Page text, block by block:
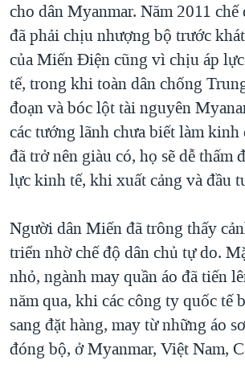
cho dân Myanmar. Năm 2011
đã phải chịu nhượng bộ trước
của Miến Điện cũng vì chịu áp
tế, trong khi toàn dân chống
đoạn và bóc lột tài nguyên
các tướng lãnh chưa biết làm
đã trở nên giàu có, họ sẽ dễ thấm
lực kinh tế, khi xuất cảng và đầu
Người dân Miến đã trông thấy
triển nhờ chế độ dân chủ tự do.
nhỏ, ngành may quần áo đã tiến
năm qua, khi các công ty quốc tế
sang đặt hàng, may từ những áo
đóng bộ, ở Myanmar, Việt Nam,